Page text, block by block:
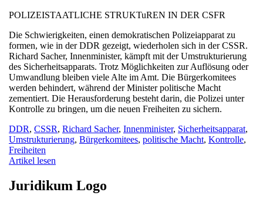
POLIZEISTAATLICHE STRUKTuREN IN DER CSFR
Die Schwierigkeiten, einen demokratischen Polizeiapparat zu
formen, wie in der DDR gezeigt, wiederholen sich in der CSSR.
Richard Sacher, Innenminister, kämpft mit der Umstrukturierung
des Sicherheitsapparats. Trotz Möglichkeiten zur Auflösung oder
Umwandlung bleiben viele Alte im Amt. Die Bürgerkomitees
werden behindert, während der Minister politische Macht
zementiert. Die Herausforderung besteht darin, die Polizei unter
Kontrolle zu bringen, um die neuen Freiheiten zu sichern.
DDR, CSSR, Richard Sacher, Innenminister, Sicherheitsapparat,
Umstrukturierung, Bürgerkomitees, politische Macht, Kontrolle,
Freiheiten
Artikel lesen
Juridikum Logo